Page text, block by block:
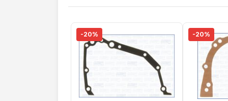
-20% -20%